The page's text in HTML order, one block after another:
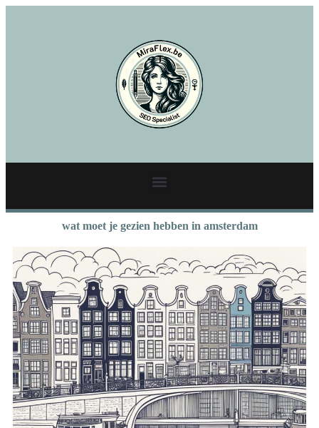
wat moet je gezien hebben in amsterdam